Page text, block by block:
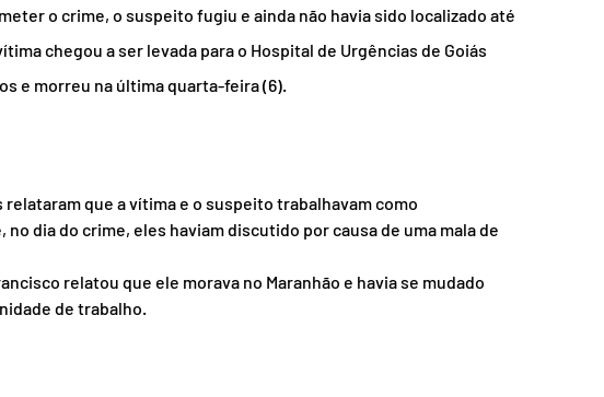
o crime, o suspeito fugiu e ainda não havia sido localizado até
chegou a ser levada para o Hospital de Urgências de Goiás
e morreu na última quarta-feira (6).
que a vítima e o suspeito trabalhavam como
dia do crime, eles haviam discutido por causa de uma mala de
relatou que ele morava no Maranhão e havia se mudado
de trabalho.